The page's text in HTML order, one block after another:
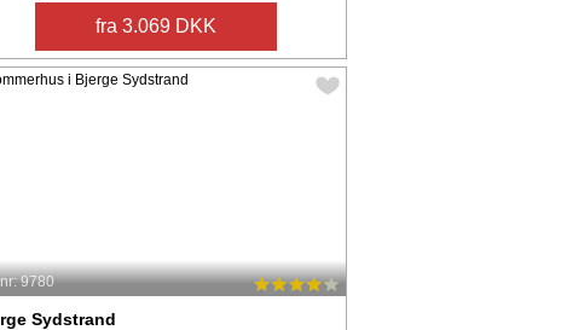
fra 3.069 DKK
9780
Sydstrand